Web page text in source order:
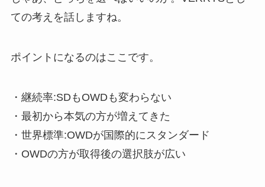
ての考えを話しますね。
ポイントになるのはここです。
・継続率:SDもOWDも変わらない
・最初から本気の方が増えてきた
・世界標準:OWDが国際的にスタンダード
・OWDの方が取得後の選択肢が広い